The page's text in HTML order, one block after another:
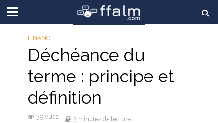
FINANCE
Déchéance du
terme : principe et
définition
39 vues 3 minutes de lecture